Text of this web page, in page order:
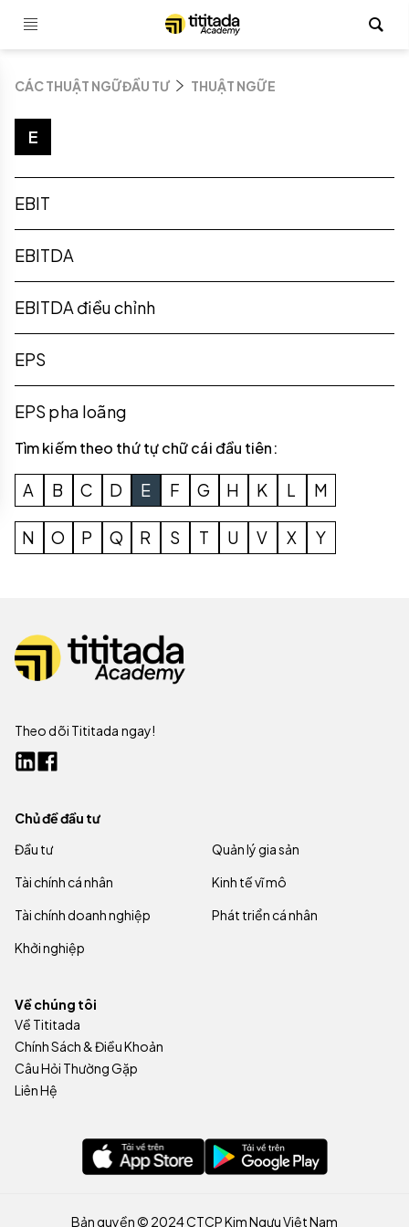
CÁC THUẬT NGỮ ĐẦU TƯ THUẬT NGỮ E
E
EBIT
EBITDA
EBITDA điều chỉnh
EPS
EPS pha loãng
Tìm kiếm theo thứ tự chữ cái đầu tiên:
A B C D E F G H K L M
N O P Q R S T U V X Y
Theo dõi Tititada ngay!
Chủ đề đầu tư
Đầu tư
Quản lý gia sản
Tài chính cá nhân
Kinh tế vĩ mô
Tài chính doanh nghiệp
Phát triển cá nhân
Khởi nghiệp
Về chúng tôi
Về Tititada
Chính Sách & Điều Khoản
Câu Hỏi Thường Gặp
Liên Hệ
Bản quyền © 2024 CTCP Kim Ngưu Việt Nam